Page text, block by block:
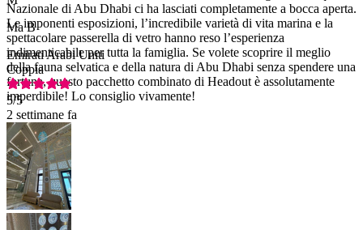
Nazionale di Abu Dhabi ci ha lasciati completamente a bocca aperta.
Le imponenti esposizioni, l’incredibile varietà di vita marina e la
spettacolare passerella di vetro hanno reso l’esperienza
indimenticabile per tutta la famiglia. Se volete scoprire il meglio
della fauna selvatica e della natura di Abu Dhabi senza spendere una
fortuna, questo pacchetto combinato di Headout è assolutamente
imperdibile! Lo consiglio vivamente!
Ma B
Emirati Arabi Uniti
Coppia
5/5
2 settimane fa